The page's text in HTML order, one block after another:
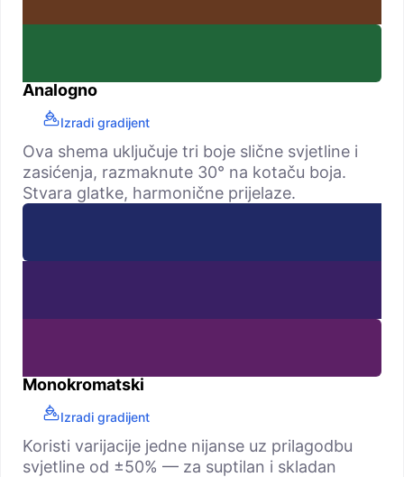
Analogno
Izradi gradijent
Ova shema uključuje tri boje slične svjetline i
zasićenja, razmaknute 30° na kotaču boja.
Stvara glatke, harmonične prijelaze.
Monokromatski
Izradi gradijent
Koristi varijacije jedne nijanse uz prilagodbu
svjetline od ±50% — za suptilan i skladan